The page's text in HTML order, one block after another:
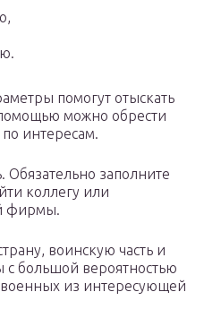
помогут отыскать
можно обрести
интересам.
Обязательно заполните
коллегу или
фирмы.
воинскую часть и
с большой вероятностью
из интересующей